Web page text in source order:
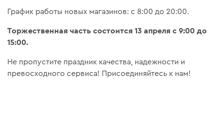
График работы новых магазинов: с 8:00 до 20:00.
Торжественная часть состоится 13 апреля с 9:00 до
15:00.
Не пропустите праздник качества, надежности и
превосходного сервиса! Присоединяйтесь к нам!